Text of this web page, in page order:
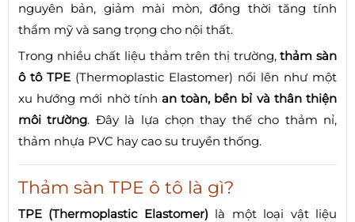
nguyên bản, giảm mài mòn, đồng thời tăng tính
thẩm mỹ và sang trọng cho nội thất.
Trong nhiều chất liệu thảm trên thị trường,thảm sàn
ô tô TPE (Thermoplastic Elastomer) nổi lên như một
xu hướng mới nhờ tính an toàn, bền bỉ và thân thiện
môi trường. Đây là lựa chọn thay thế cho thảm nỉ,
thảm nhựa PVC hay cao su truyền thống.
Thảm sàn TPE ô tô là gì?
TPE (Thermoplastic Elastomer) là một loại vật liệu